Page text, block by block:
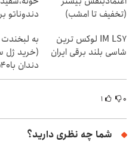
(تخفیف تا امشب)
دندوناتو
IM LS7 لوکس ترین
شاسی بلند برقی ایران
به لبخندت
(خرید ژل
دندان با40%تخفیف)
۰ ۱
شما چه نظری دارید؟